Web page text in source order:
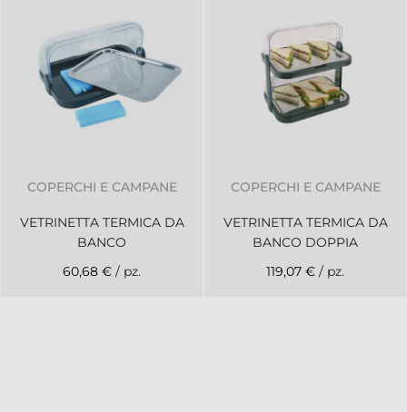
COPERCHI E CAMPANE
VETRINETTA TERMICA DA
BANCO
60,68 € / pz.
COPERCHI E CAMPANE
VETRINETTA TERMICA DA
BANCO DOPPIA
119,07 € / pz.